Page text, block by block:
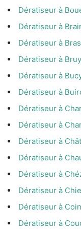
Dératiseur à
Dératiseur à
Dératiseur à
Dératiseur à
Dératiseur à
Dératiseur à
Dératiseur à
Dératiseur à
Dératiseur à
Dératiseur à
Dératiseur à
Dératiseur à
Dératiseur à
Dératiseur à